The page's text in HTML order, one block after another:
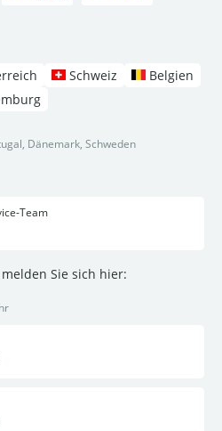
Schweiz
Belgien
Dänemark, Schweden
Team
Sie sich hier: